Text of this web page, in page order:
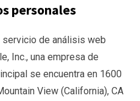
personales
servicio de análisis web
Inc., una empresa de
se encuentra en 1600
View (California), CA